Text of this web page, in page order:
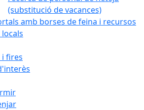
(substitució de vacances)
amb borses de feina i recursos
locals
i fires